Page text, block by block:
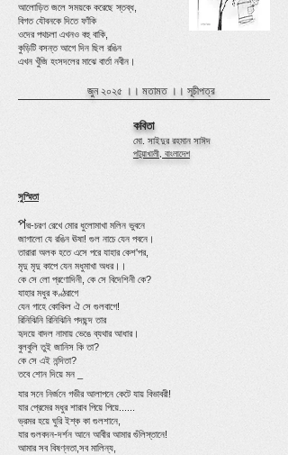
আলোড়িত জলে সময়কে করেছে স্তব্ধ,
বিগত যৌবনকে দিতে ফাঁকি
ওদের পথচলা এখনও বহু বাকি,
কুড়িটি বসন্ত আগে দিন ছিল রঙিন
এখন খুঁজি হংসদলের মাঝে বার্তা নবীন।
জুন ২০২৫ ।। মতামত।। সূচীপত্র
কবিতা
মো. সাইদুর রহমান সাঈদ
পটুয়াখালী, বাংলাদেশ
সুস্মিতা
পদ্ম-চরণ রেখে মোর ধুলোমাখা মলিন ভুবনে
জাগালো যে রঙিন ঊষা! গুল নাচে যেন পবনে।
তারারা অলক হতে এসে পরে যাহার কেশ'পর,
মৃদু মৃদু কাপে যেন মধুমাখা অধর।।
কে সে লো প্রণোদিনী, কে সে বিদেশিনী কে?
যাহার মধুর কণ্ঠরাগে
যেন গাহে কোকিল ঐ সে গুলবাগে!
রিনিঝিনি রিনিঝিনি পদছন্দ তার
হৃদয়ে বাদল নামায় ভেঙে ব্যথার আধার।
বুলবুলি তুই জানিস কি তা?
কে সে এই নন্দিতা?
তবে শোন দিয়ে মন _
যার সনে নির্জনে গভীর আলাপনে কেটে যায় বিভাবরী!
যার প্রেমের মধুর শারাব পিয়ে পিয়ে......
ভ্রমর হয়ে ঘুরি ইশ্ক কা গুলশানে,
যার গুলবদন-দর্শন আনে আবীর আমার গুঁলিস্তানে!
আমার সব বিষণ্নতা,সব মালিন্য,